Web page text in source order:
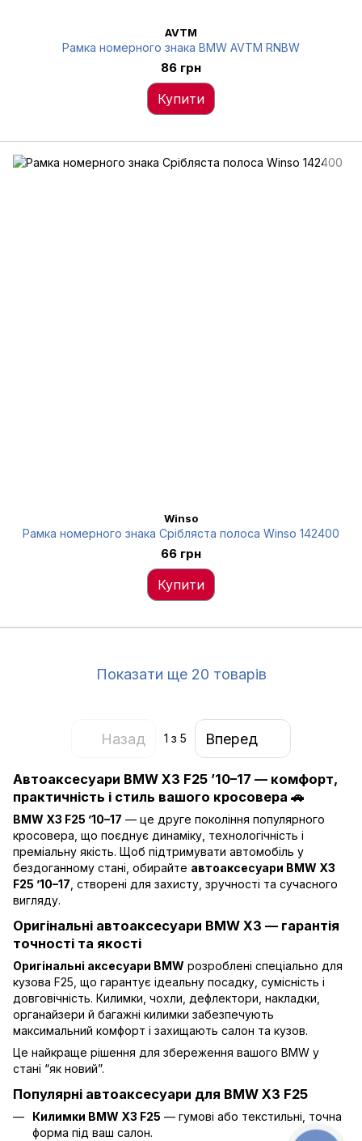
AVTM
Рамка номерного знака BMW AVTM RNBW
86 грн
Купити
Winso
Рамка номерного знака Срібляста полоса Winso 142400
66 грн
Купити
Показати ще 20 товарів
Назад 1 з 5 Вперед
Автоаксесуари BMW X3 F25 ’10–17 — комфорт,
практичність і стиль вашого кросовера 🚗
BMW X3 F25 ’10–17 — це друге покоління популярного
кросовера, що поєднує динаміку, технологічність і
преміальну якість. Щоб підтримувати автомобіль у
бездоганному стані, обирайте автоаксесуари BMW X3
F25 ’10–17 , створені для захисту, зручності та сучасного
вигляду.
Оригінальні автоаксесуари BMW X3 — гарантія
точності та якості
Оригінальні аксесуари BMW розроблені спеціально для
кузова F25, що гарантує ідеальну посадку, сумісність і
довговічність. Килимки, чохли, дефлектори, накладки,
органайзери й багажні килимки забезпечують
максимальний комфорт і захищають салон та кузов.
Це найкраще рішення для збереження вашого BMW у
стані “як новий”.
Популярні автоаксесуари для BMW X3 F25
Килимки BMW X3 F25 — гумові або текстильні, точна
форма під ваш салон.